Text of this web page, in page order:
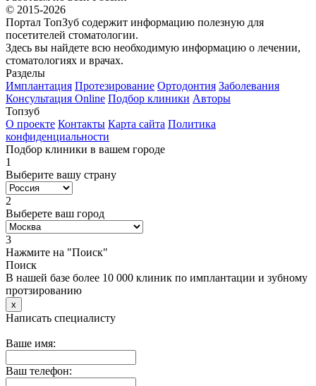
© 2015-2026
Портал ТопЗуб содержит информацию полезную для
посетителей стоматологии.
Здесь вы найдете всю необходимую информацию о лечении,
стоматологиях и врачах.
Разделы
Имплантация Протезирование Ортодонтия Заболевания
Консультация Online Подбор клиники Авторы
Топзуб
О проекте Контакты Карта сайта Политика
конфиденциальности
Подбор клиники в вашем городе
1
Выберите вашу страну
2
Выберете ваш город
3
Нажмите на "Поиск"
Поиск
В нашей базе более 10 000 клиник по имплантации и зубному
протзированию
x
Написать специалисту
Ваше имя:
Ваш телефон: